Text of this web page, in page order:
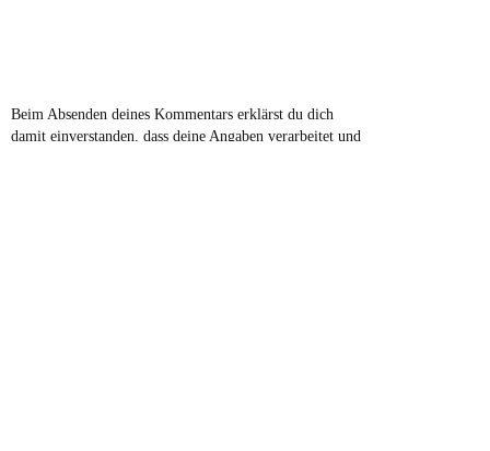
Beim Absenden deines Kommentars erklärst du dich
damit einverstanden, dass deine Angaben verarbeitet und